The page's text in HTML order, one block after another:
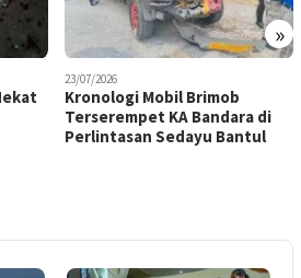
»
23/07/2026
Kronologi Mobil Brimob
Terserempet KA Bandara di
Perlintasan Sedayu Bantul